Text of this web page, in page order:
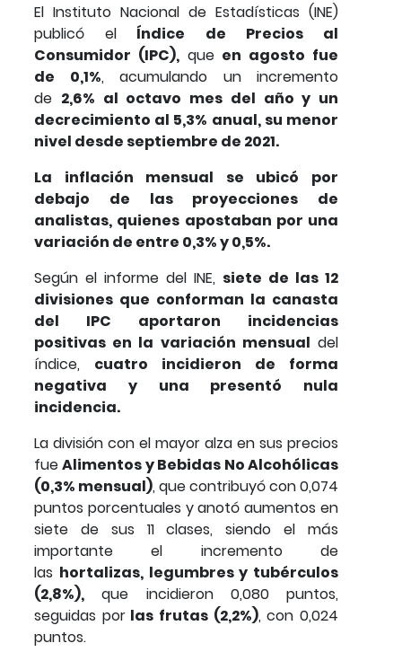
El Instituto Nacional de Estadísticas (INE)​
publicó el Índice de Precios al
Consumidor (IPC),que en agosto fue
de 0,1%, acumulando un incremento
de 2,6% al octavo mes del año y un
decrecimiento al 5,3% anual, su menor
nivel desde septiembre de 2021.
La inflación mensual se ubicó por
debajo de las proyecciones de
analistas, quienes apostaban por una
variación de entre 0,3% y 0,5%.
Según el informe del INE, siete de las 12
divisiones que conforman la canasta
del IPC aportaron incidencias
positivas en la variación mensual del
índice, cuatro incidieron de forma
negativa y una presentó nula
incidencia.
La división con el mayor alza en sus precios
fueAlimentos y Bebidas No Alcohólicas
(0,3% mensual), que contribuyó con 0,074
puntos porcentuales y anotó aumentos en
siete de sus 11 clases, siendo el más
importante el incremento de
las hortalizas, legumbres y tubérculos
(2,8%), que incidieron 0,080 puntos,
seguidas porlas frutas (2,2%), con 0,024
puntos.